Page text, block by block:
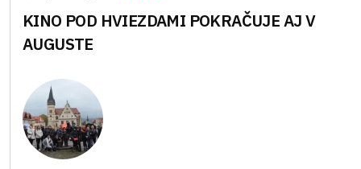
KINO POD HVIEZDAMI POKRAČUJE AJ V
AUGUSTE